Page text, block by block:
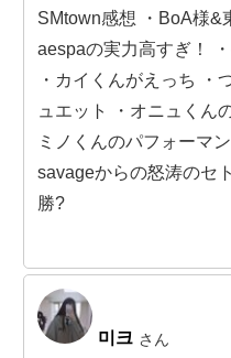
SMtown感想 ・BoA様&
aespaの実力高すぎ！
・カイくんがえっち ・
ュエット ・オニュくん
ミノくんのパフォーマ
savageからの怒涛のセ
勝?
미크 さん